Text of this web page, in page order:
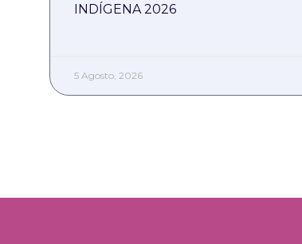
INDÍGENA 2026
5 Agosto, 2026